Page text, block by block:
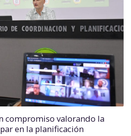
compromiso valorando la
en la planificación